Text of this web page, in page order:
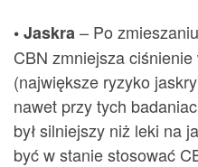
• Jaskra– Po
CBN zmniejsza ciśnienie
(największe ryzyko
nawet przy tych
był silniejszy niż leki na
być w stanie stosować